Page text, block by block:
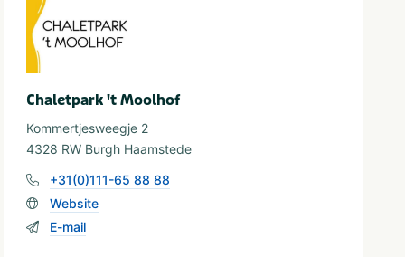
Chaletpark 't Moolhof
Kommertjesweegje 2
4328 RW Burgh Haamstede
+31(0)111-65 88 88
Website
E-mail